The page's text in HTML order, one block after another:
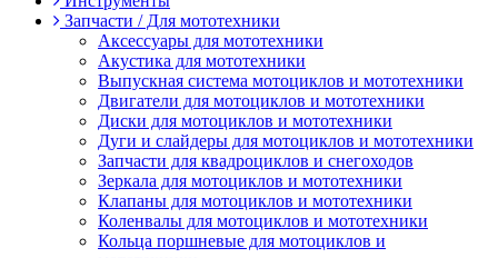
Запчасти / Для мототехники
Аксессуары для мототехники
Акустика для мототехники
Выпускная система мотоциклов и мототехники
Двигатели для мотоциклов и мототехники
Диски для мотоциклов и мототехники
Дуги и слайдеры для мотоциклов и мототехники
Запчасти для квадроциклов и снегоходов
Зеркала для мотоциклов и мототехники
Клапаны для мотоциклов и мототехники
Коленвалы для мотоциклов и мототехники
Кольца поршневые для мотоциклов и